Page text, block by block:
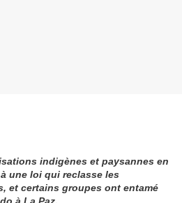
indigènes et paysannes en
une loi qui reclasse les
et certains groupes ont entamé